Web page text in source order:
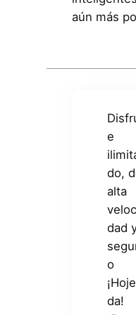
aún más
e
do,
alta
dad
o
da!